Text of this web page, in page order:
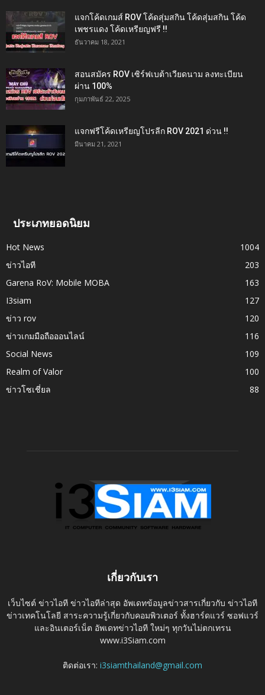
แจกโค้ดเกมส์ ROV โค้ดสุ่มสกิน โค้ดสุ่มสกิน โค้ด
เพชรแดง โค้ดเหรียญฟรี !!
ธันวาคม 18, 2021
สอนสมัคร ROV เซิร์ฟเบต้าเวียดนาม ลงทะเบียน
ผ่าน 100%
กุมภาพันธ์ 22, 2025
แจกฟรีโค้ดเหรียญโปรลีก ROV 2021 ด่วน !!
มีนาคม 21, 2021
ประเภทยอดนิยม
Hot News
1004
ข่าวไอที
203
Garena RoV: Mobile MOBA
163
I3siam
127
ข่าว rov
120
ข่าวเกมมือถือออนไลน์
116
Social News
109
Realm of Valor
100
ข่าวโซเชี่ยล
88
เกี่ยวกับเรา
เว็บไซต์ ข่าวไอที ข่าวไอทีล่าสุด อัพเดทข้อมูลข่าวสารเกี่ยวกับ ข่าวไอที
ข่าวเทคโนโลยี สาระความรู้เกี่ยวกับคอมพิวเตอร์ ทั้งฮาร์ดแวร์ ซอฟแวร์
และอินเตอร์เน็ต อัพเดทข่าวไอที ใหม่ๆ ทุกวันไม่ตกเทรน
www.i3Siam.com
ติดต่อเรา: i3siamthailand@gmail.com